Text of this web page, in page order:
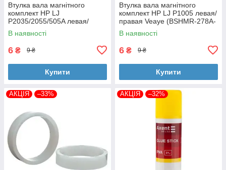
Втулка вала магнітного
комплект HP LJ
P2035/2055/505A левая/
правая Veaye (BSHMR-505A-
VE)
В наявності
6 ₴ 9 ₴
Купити
Втулка вала магнітного
комплект HP LJ P1005 левая/
правая Veaye (BSHMR-278A-
VE)
В наявності
6 ₴ 9 ₴
Купити
АКЦІЯ –33% АКЦІЯ –32%